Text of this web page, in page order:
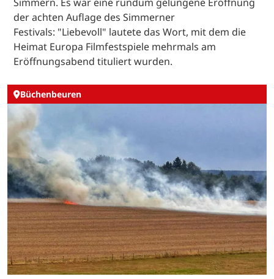
der achten Auflage des Simmerner
Festivals: "Liebevoll" lautete das Wort, mit dem die
Heimat Europa Filmfestspiele mehrmals am
Eröffnungsabend tituliert wurden.
Büchenbeuren